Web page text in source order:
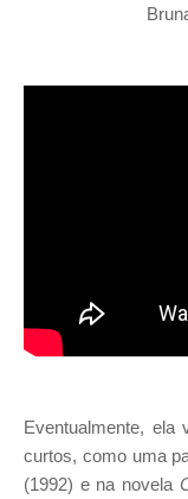
Eventualmente, ela
curtos, como uma
(1992) e na novela